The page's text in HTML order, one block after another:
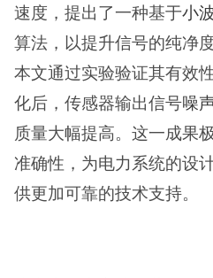
速度，提出了一种基于小
算法，以提升信号的纯净
本文通过实验验证其有效
化后，传感器输出信号噪
质量大幅提高。这一成果
准确性，为电力系统的设
供更加可靠的技术支持。